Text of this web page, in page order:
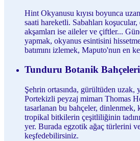
Hint Okyanusu kıyısı boyunca
saati hareketli. Sabahları koşucular,
akşamları ise aileler ve çiftler...
yapmak, okyanus esintisini
batımını izlemek, Maputo'nun en
Tunduru Botanik Bahçeleri
Şehrin ortasında, gürültüden uzak,
Portekizli peyzaj mimarı Thomas
tasarlanan bu bahçeler, dinlenmek,
tropikal bitkilerin çeşitliliğinin
yer. Burada egzotik ağaç türlerini
keşfedebilirsiniz.